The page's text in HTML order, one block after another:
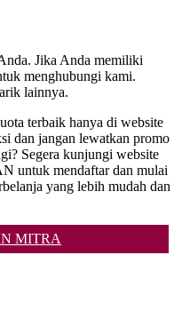
Jika Anda memiliki
menghubungi kami.
lainnya.
terbaik hanya di website
dan jangan lewatkan promo
Segera kunjungi website
untuk mendaftar dan mulai
yang lebih mudah dan
MITRA